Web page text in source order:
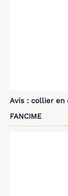
Avis : collier en
FANCIME